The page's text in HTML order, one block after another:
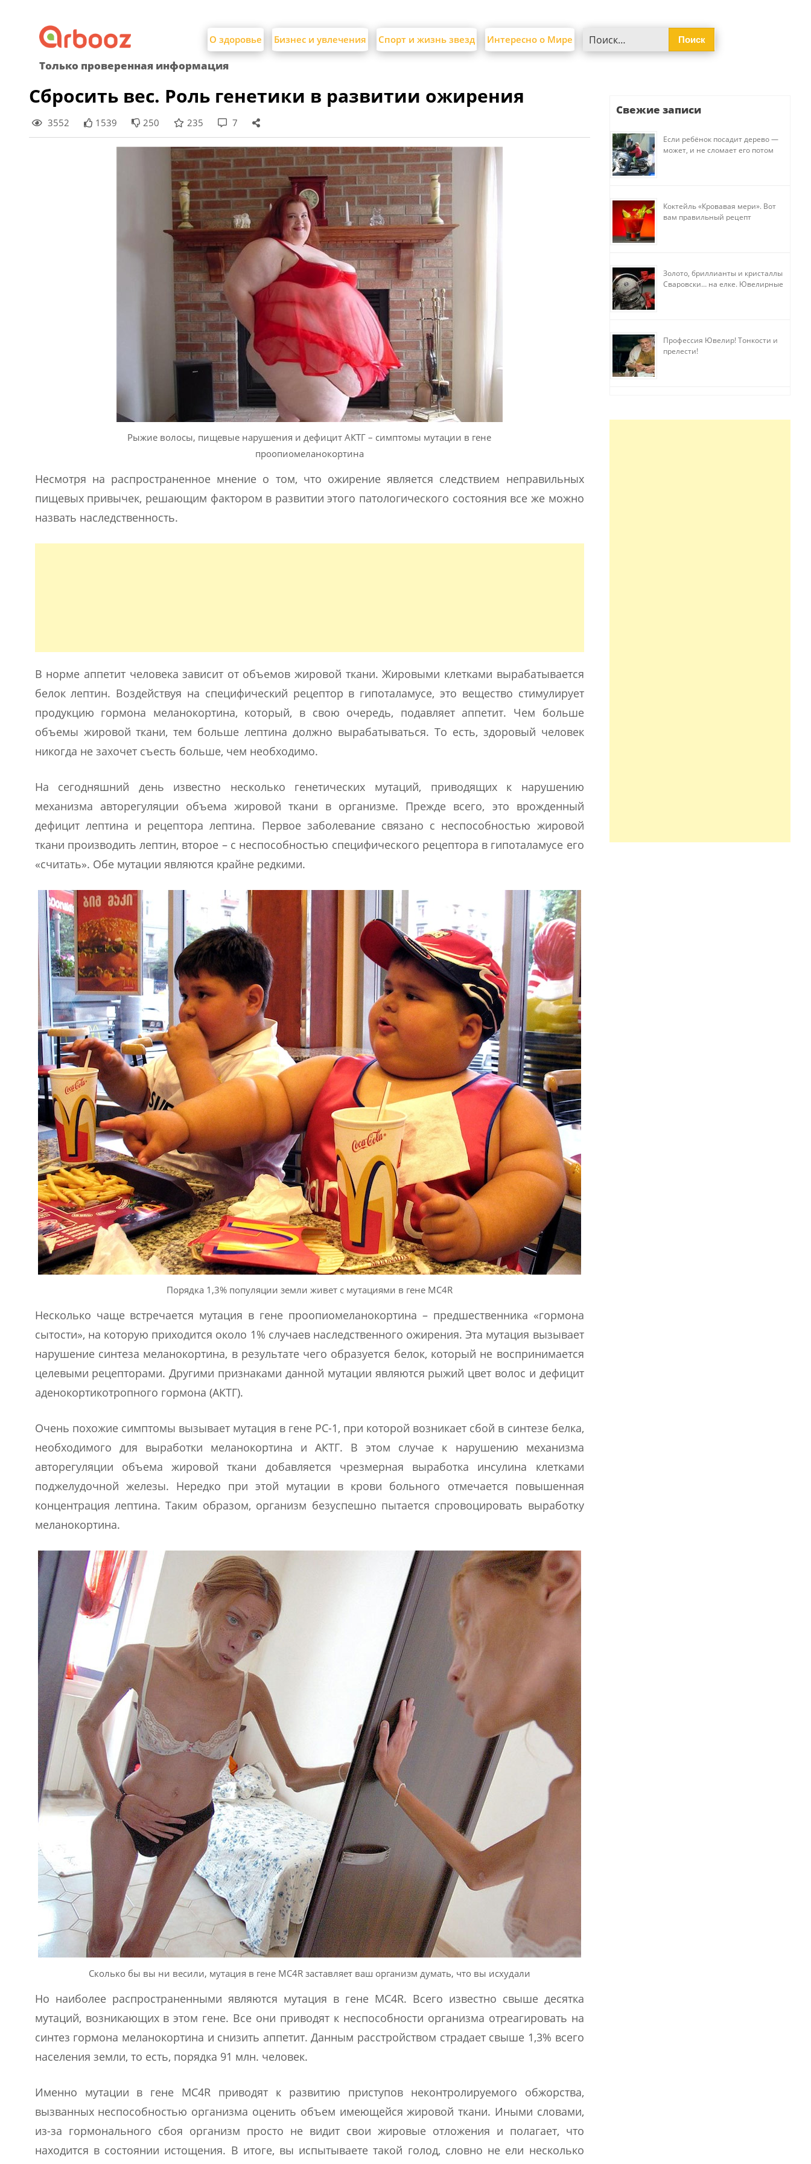
content
О здоровье Бизнес и увлечения Спорт и жизнь звезд Интересно о Мире
Только проверенная информация
Сбросить вес. Роль генетики в развитии ожирения
3552 1539 250 235 7
Рыжие волосы, пищевые нарушения и дефицит АКТГ – симптомы мутации в гене
проопиомеланокортина
Несмотря на распространенное мнение о том, что ожирение является следствием неправильных
пищевых привычек, решающим фактором в развитии этого патологического состояния все же можно
назвать наследственность.
В норме аппетит человека зависит от объемов жировой ткани. Жировыми клетками вырабатывается
белок лептин. Воздействуя на специфический рецептор в гипоталамусе, это вещество стимулирует
продукцию гормона меланокортина, который, в свою очередь, подавляет аппетит. Чем больше
объемы жировой ткани, тем больше лептина должно вырабатываться. То есть, здоровый человек
никогда не захочет съесть больше, чем необходимо.
На сегодняшний день известно несколько генетических мутаций, приводящих к нарушению
механизма авторегуляции объема жировой ткани в организме. Прежде всего, это врожденный
дефицит лептина и рецептора лептина. Первое заболевание связано с неспособностью жировой
ткани производить лептин, второе – с неспособностью специфического рецептора в гипоталамусе его
«считать». Обе мутации являются крайне редкими.
Порядка 1,3% популяции земли живет с мутациями в гене МС4R
Несколько чаще встречается мутация в гене проопиомеланокортина – предшественника «гормона
сытости», на которую приходится около 1% случаев наследственного ожирения. Эта мутация вызывает
нарушение синтеза меланокортина, в результате чего образуется белок, который не воспринимается
целевыми рецепторами. Другими признаками данной мутации являются рыжий цвет волос и дефицит
аденокортикотропного гормона (АКТГ).
Очень похожие симптомы вызывает мутация в гене РС-1, при которой возникает сбой в синтезе белка,
необходимого для выработки меланокортина и АКТГ. В этом случае к нарушению механизма
авторегуляции объема жировой ткани добавляется чрезмерная выработка инсулина клетками
поджелудочной железы. Нередко при этой мутации в крови больного отмечается повышенная
концентрация лептина. Таким образом, организм безуспешно пытается спровоцировать выработку
меланокортина.
Сколько бы вы ни весили, мутация в гене МС4R заставляет ваш организм думать, что вы исхудали
Но наиболее распространенными являются мутация в гене МС4R. Всего известно свыше десятка
мутаций, возникающих в этом гене. Все они приводят к неспособности организма отреагировать на
синтез гормона меланокортина и снизить аппетит. Данным расстройством страдает свыше 1,3% всего
населения земли, то есть, порядка 91 млн. человек.
Именно мутации в гене МС4R приводят к развитию приступов неконтролируемого обжорства,
вызванных неспособностью организма оценить объем имеющейся жировой ткани. Иными словами,
из-за гормонального сбоя организм просто не видит свои жировые отложения и полагает, что
находится в состоянии истощения. В итоге, вы испытываете такой голод, словно не ели несколько
Свежие записи
Если ребёнок посадит дерево —
может, и не сломает его потом
Коктейль «Кровавая мери». Вот
вам правильный рецепт
Золото, бриллианты и кристаллы
Сваровски… на елке. Ювелирные
Профессия Ювелир! Тонкости и
прелести!